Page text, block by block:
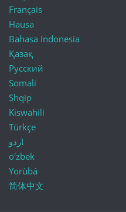
Français
Hausa
Bahasa Indonesia
Қазақ
Русский
Somali
Shqip
Kiswahili
Türkçe
اردو
o'zbek
Yorùbá
简体中文